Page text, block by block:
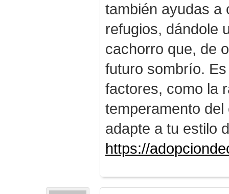
también ayudas a
refugios, dándole
cachorro que, de
futuro sombrío.
factores, como la
temperamento
adapte a tu estilo
https://